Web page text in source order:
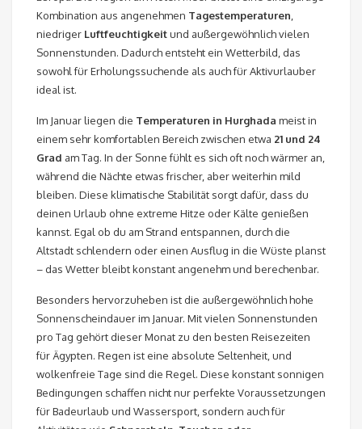
Kombination aus angenehmen Tagestemperaturen
niedriger Luftfeuchtigkeitund außergewöhnlich vielen
Sonnenstunden. Dadurch entsteht ein Wetterbild, das
sowohl für Erholungssuchende als auch für Aktivurlauber
ideal ist.
Im Januar liegen die Temperaturen in Hurghada meist in
einem sehr komfortablen Bereich zwischen etwa 21 und 24
Grad am Tag. In der Sonne fühlt es sich oft noch wärmer an,
während die Nächte etwas frischer, aber weiterhin mild
bleiben. Diese klimatische Stabilität sorgt dafür, dass du
deinen Urlaub ohne extreme Hitze oder Kälte genießen
kannst. Egal ob du am Strand entspannen, durch die
Altstadt schlendern oder einen Ausflug in die Wüste planst
– das Wetter bleibt konstant angenehm und berechenbar.
Besonders hervorzuheben ist die außergewöhnlich hohe
Sonnenscheindauer im Januar. Mit vielen Sonnenstunden
pro Tag gehört dieser Monat zu den besten Reisezeiten
für Ägypten. Regen ist eine absolute Seltenheit, und
wolkenfreie Tage sind die Regel. Diese konstant sonnigen
Bedingungen schaffen nicht nur perfekte Voraussetzungen
für Badeurlaub und Wassersport, sondern auch für